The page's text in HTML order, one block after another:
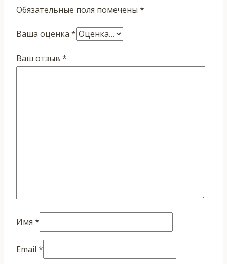
Обязательные поля помечены *
Ваша оценка *
Ваш отзыв *
Имя *
Email *